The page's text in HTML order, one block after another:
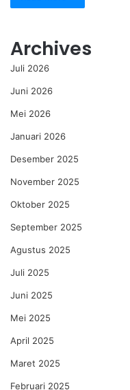
Archives
Juli 2026
Juni 2026
Mei 2026
Januari 2026
Desember 2025
November 2025
Oktober 2025
September 2025
Agustus 2025
Juli 2025
Juni 2025
Mei 2025
April 2025
Maret 2025
Februari 2025